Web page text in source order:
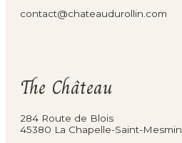
contact@chateaudurollin.com
The Château
284 Route de Blois
45380 La Chapelle-Saint-Mesmin